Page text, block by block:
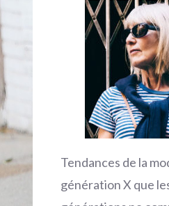
Tendances de la
génération X que